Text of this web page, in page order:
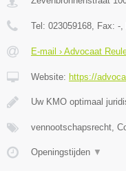
Tel: 023059168 , Fax: -
E-mail › Advocaat
Website: https://
Uw KMO optimaal
vennootschapsrecht,
Openingstijden ▼